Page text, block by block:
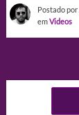
Postado por
emVideos